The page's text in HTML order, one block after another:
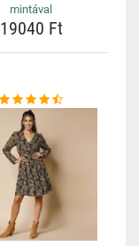
mintával
19040 Ft